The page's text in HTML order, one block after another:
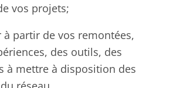
vos projets;
partir de vos remontées,
des outils, des
à mettre à disposition des